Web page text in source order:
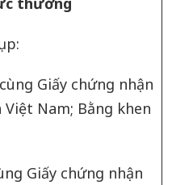
Giấy chứng nhận
Nam; Bằng khen
Giấy chứng nhận